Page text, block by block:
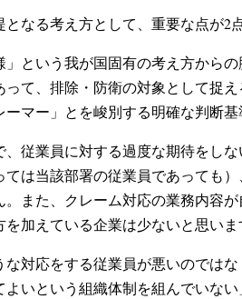
なる考え方として、重要な点が2
という我が国固有の考え方から
て、排除・防衛の対象として捉
マー」とを峻別する明確な判断基
、従業員に対する過度な期待をし
ては当該部署の従業員であっても
また、クレーム対応の業務内容
加えている企業は少ないと思い
な対応をする従業員が悪いのでは
いという組織体制を組んでいない